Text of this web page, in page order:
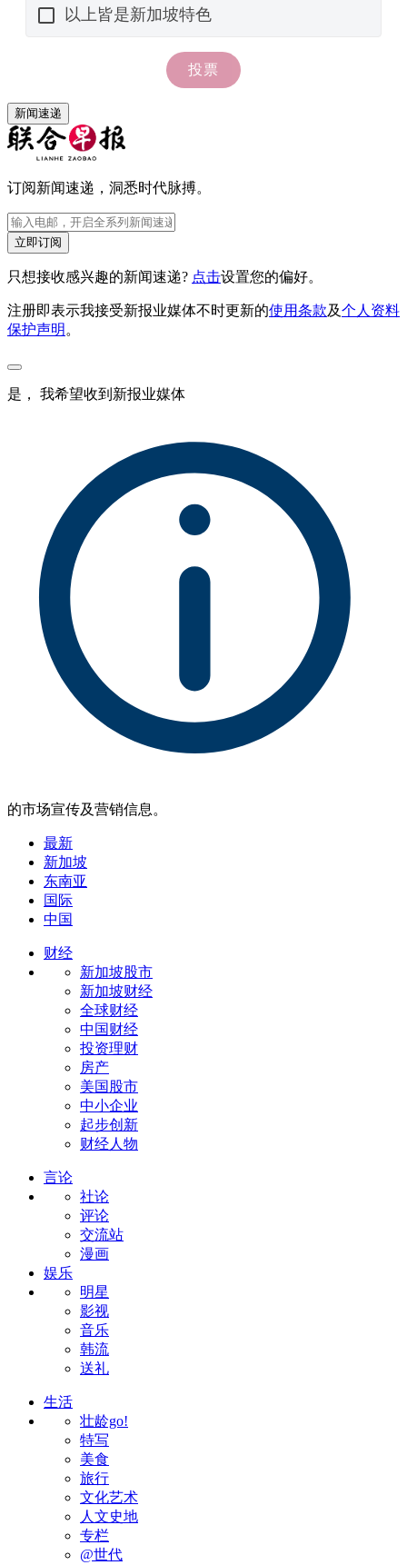
新闻速递
订阅新闻速递，洞悉时代脉搏。
立即订阅
只想接收感兴趣的新闻速递? 点击设置您的偏好。
注册即表示我接受新报业媒体不时更新的使用条款及个人资料
保护声明 。
是， 我希望收到新报业媒体
的市场宣传及营销信息。
最新
新加坡
东南亚
国际
中国
财经
新加坡股市
新加坡财经
全球财经
中国财经
投资理财
房产
美国股市
中小企业
起步创新
财经人物
言论
社论
评论
交流站
漫画
娱乐
明星
影视
音乐
韩流
送礼
生活
壮龄go!
特写
美食
旅行
文化艺术
人文史地
专栏
@世代